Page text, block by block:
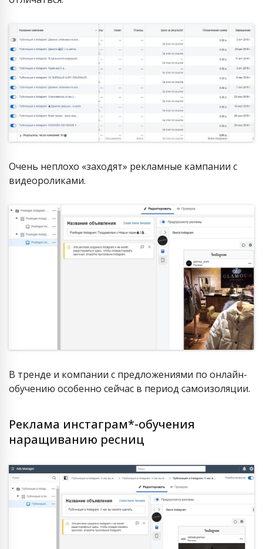
Очень неплохо «заходят» рекламные кампании с
видеороликами.
В тренде и компании с предложениями по онлайн-
обучению особенно сейчас в период самоизоляции.
Реклама инстаграм*-обучения
наращиванию ресниц